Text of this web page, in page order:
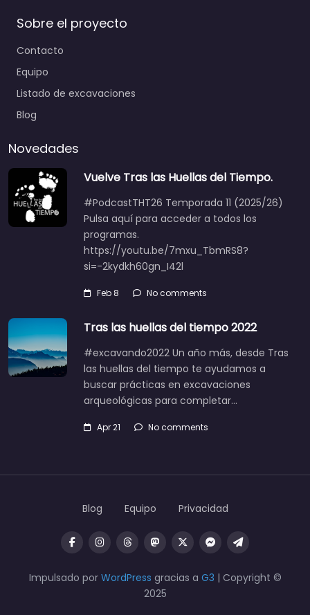
Sobre el proyecto
Contacto
Equipo
Listado de excavaciones
Blog
Novedades
Vuelve Tras las Huellas del Tiempo.
#PodcastTHT26 Temporada 11 (2025/26)
Pulsa aquí para acceder a todos los
programas.
https://youtu.be/7mxu_TbmRS8?
si=-2kydkh60gn_I42l
Feb 8 No comments
Tras las huellas del tiempo 2022
#excavando2022 Un año más, desde Tras
las huellas del tiempo te ayudamos a
buscar prácticas en excavaciones
arqueológicas para completar…
Apr 21 No comments
Blog Equipo Privacidad
Impulsado por WordPress gracias a G3 | Copyright ©
2025